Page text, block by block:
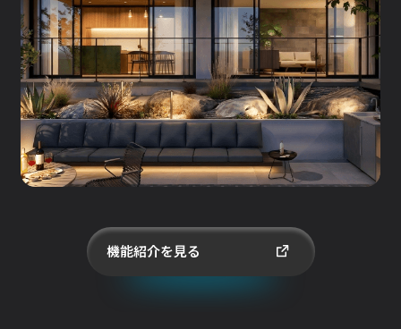
機能紹介を見る